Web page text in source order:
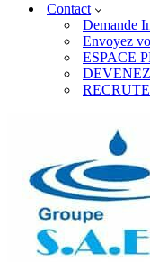
Contact
Demande
Envoyez
ESPACE